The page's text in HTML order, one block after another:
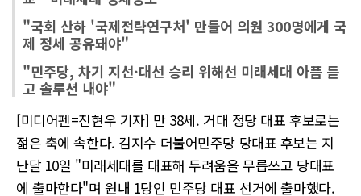
"국회 산하 '국제전략연구처' 만들어 의원 300명에게 국
제 정세 공유돼야"
"민주당, 차기 지선·대선 승리 위해선 미래세대 아픔 듣
고 솔루션 내야"
[미디어펜=진현우 기자] 만 38세. 거대 정당 대표 후보로는
젊은 축에 속한다. 김지수 더불어민주당 당대표 후보는 지
난달 10일 "미래세대를 대표해 두려움을 무릅쓰고 당대표
에 출마한다"며 원내 1당인 민주당 대표 선거에 출마했다.